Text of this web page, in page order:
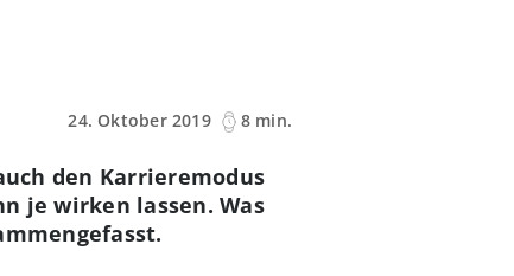
24. Oktober 2019
8 min.
den Karrieremodus
je wirken lassen. Was